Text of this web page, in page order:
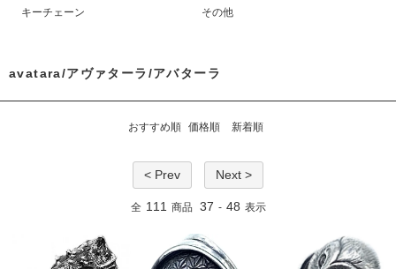
キーチェーン
その他
avatara/アヴァターラ/アバターラ
おすすめ順 価格順 新着順
< Prev Next >
全 111 商品 37 - 48 表示